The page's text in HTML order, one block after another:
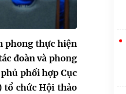
phong thực hiện
đoàn và phong
phối hợp Cục
tổ chức Hội thảo